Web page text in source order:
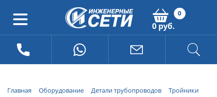
0
0 руб.
Главная Оборудование Детали трубопроводов
Тройники